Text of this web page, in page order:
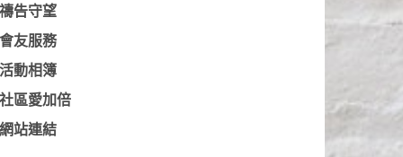
禱告守望
會友服務
活動相簿
社區愛加倍
網站連結